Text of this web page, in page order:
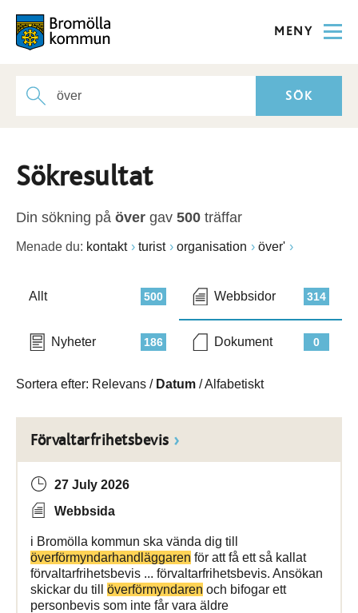
MENY
Sökresultat
Din sökning på över gav 500 träffar
Menade du: kontakt turist organisation över'
500
Allt 314
Webbsidor
186
Nyheter 0
Dokument
Sortera efter: Relevans / Datum /Alfabetiskt
Förvaltarfrihetsbevis
27 July 2026
Webbsida
i Bromölla kommun ska vända dig till
överförmyndarhandläggaren för att få ett så kallat
förvaltarfrihetsbevis ... förvaltarfrihetsbevis. Ansökan
skickar du till överförmyndaren och bifogar ett
personbevis som inte får vara äldre